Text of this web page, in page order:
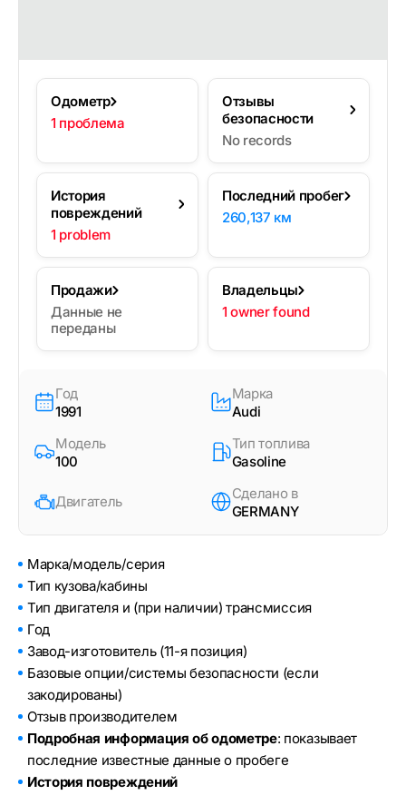
Одометр
1 проблема
Отзывы
безопасности
No records
История
повреждений
1 problem
Последний пробег
260,137 км
Продажи
Данные не
переданы
Владельцы
1 owner found
Год
1991
Марка
Audi
Модель
100
Тип топлива
Gasoline
Двигатель
Сделано в
GERMANY
Марка/модель/серия
Тип кузова/кабины
Тип двигателя и (при наличии) трансмиссия
Год
Завод-изготовитель (11-я позиция)
Базовые опции/системы безопасности (если
закодированы)
Отзыв производителем
Подробная информация об одометре: показывает
последние известные данные о пробеге
История повреждений